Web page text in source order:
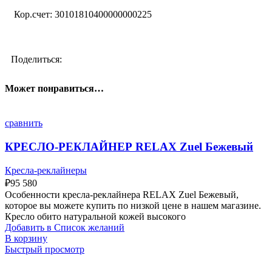
Кор.счет: 30101810400000000225
Поделиться:
Может понравиться…
сравнить
КРЕСЛО-РЕКЛАЙНЕР RELAX Zuel Бежевый
Кресла-реклайнеры
₽95 580
Особенности кресла-реклайнера RELAX Zuel Бежевый,
которое вы можете купить по низкой цене в нашем магазине.
Кресло обито натуральной кожей высокого
Добавить в Список желаний
В корзину
Быстрый просмотр